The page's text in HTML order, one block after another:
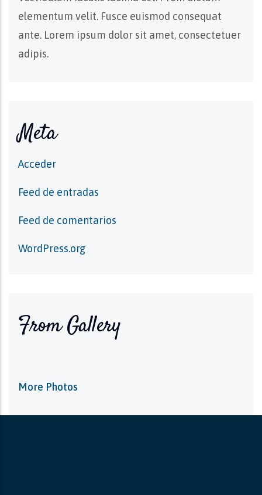
elementum velit. Fusce euismod consequat
ante. Lorem ipsum dolor sit amet, consectetuer
adipis.
Meta
Acceder
Feed de entradas
Feed de comentarios
WordPress.org
From Gallery
More Photos